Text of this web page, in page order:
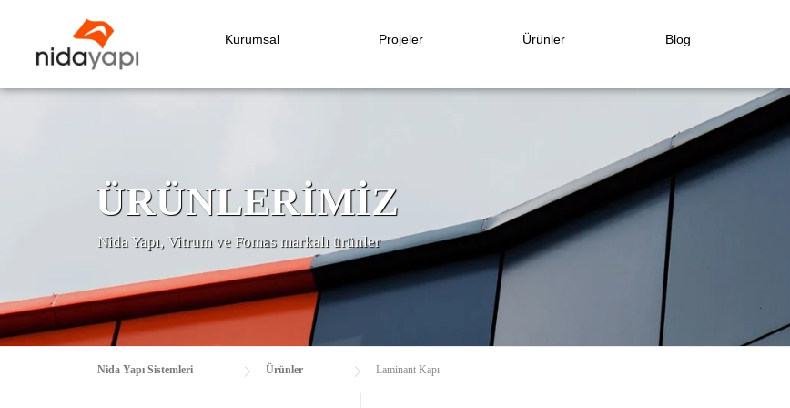
Kurumsal Projeler Ürünler Blog
ÜRÜNLERIMIZ
Nida Yapı, Vitrum ve Fomas markalı ürünler
Nida Yapı Sistemleri Ürünler Laminant Kapı